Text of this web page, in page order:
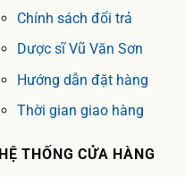
Chính sách đổi trả
Dược sĩ Vũ Văn Sơn
Hướng dẫn đặt hàng
Thời gian giao hàng
HỆ THỐNG CỬA HÀNG